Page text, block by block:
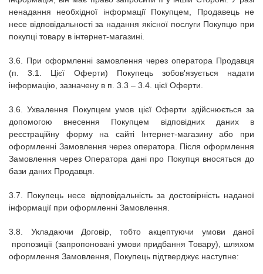
ненадання необхідної інформації Покупцем, Продавець не
несе відповідальності за надання якісної послуги Покупцю при
покупці товару в інтернет-магазині.
3.6.
При оформленні замовлення через оператора Продавця
(п. 3.1. Цієї Оферти) Покупець зобов'язується надати
інформацію, зазначену в п. 3.3 – 3.4. цієї Оферти.
3.6.
Ухвалення Покупцем умов цієї Оферти здійснюється за
допомогою внесення Покупцем відповідних даних в
реєстраційну форму на сайті
Інтернет-магазину
або при
оформленні Замовлення через оператора.
Після оформлення
Замовлення через Оператора дані про Покупця вносяться до
бази даних Продавця.
3.7.
Покупець несе відповідальність за достовірність наданої
інформації при оформленні Замовлення.
3.8. Укладаючи Договір, тобто
акцептуючи умови даної
пропозиції (запропоновані умови придбання Товару), шляхом
оформлення Замовлення, Покупець підтверджує наступне: